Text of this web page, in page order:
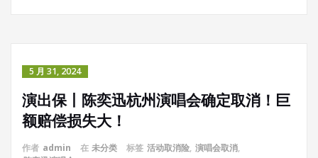
5 月 31, 2024
演出保丨陈奕迅杭州演唱会确定取消！巨
额赔偿损失大！
作者 admin 在 未分类 标签 活动取消险, 演唱会取消,